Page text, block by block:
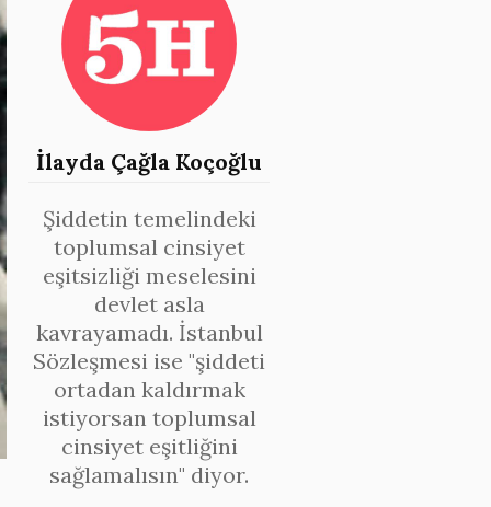
İlayda Çağla Koçoğlu
Şiddetin temelindeki
toplumsal cinsiyet
eşitsizliği meselesini
devlet asla
kavrayamadı. İstanbul
Sözleşmesi ise "şiddeti
ortadan kaldırmak
istiyorsan toplumsal
cinsiyet eşitliğini
sağlamalısın" diyor.